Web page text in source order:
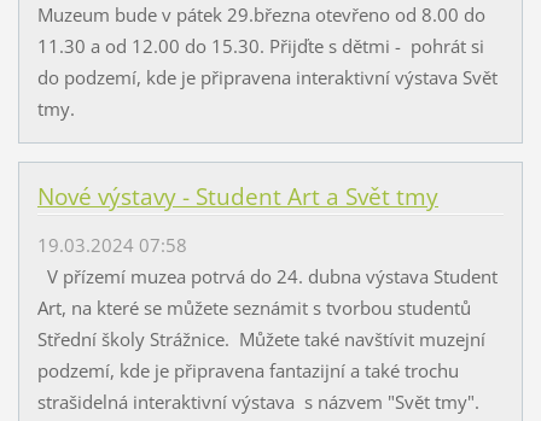
Muzeum bude v pátek 29.března otevřeno od 8.00 do
11.30 a od 12.00 do 15.30. Přijďte s dětmi - pohrát si
do podzemí, kde je připravena interaktivní výstava Svět
tmy.
Nové výstavy - Student Art a Svět tmy
19.03.2024 07:58
V přízemí muzea potrvá do 24. dubna výstava Student
Art, na které se můžete seznámit s tvorbou studentů
Střední školy Strážnice. Můžete také navštívit muzejní
podzemí, kde je připravena fantazijní a také trochu
strašidelná interaktivní výstava s názvem "Svět tmy".